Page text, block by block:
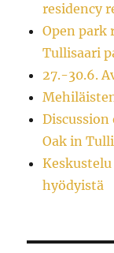
residency
Open park
Tullisaari
27.-30.6.
Oak in
hyödyistä